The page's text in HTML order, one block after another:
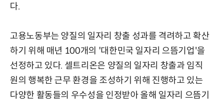
다.
고용노동부는 양질의 일자리 창출 성과를 격려하고 확산
하기 위해 매년 100개의 '대한민국 일자리 으뜸기업'을
선정하고 있다. 셀트리온은 양질의 일자리 창출과 임직
원의 행복한 근무 환경을 조성하기 위해 진행하고 있는
다양한 활동들의 우수성을 인정받아 올해 일자리 으뜸기